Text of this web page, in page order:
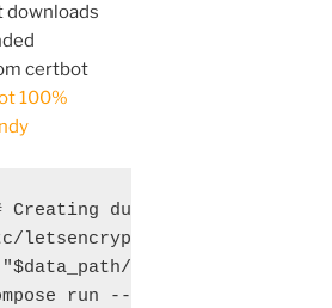
downloads
certbot
100%
Creating dummy certificate
letsencrypt/live/$domains"
conf/live/
run --rm --entrypoint "\